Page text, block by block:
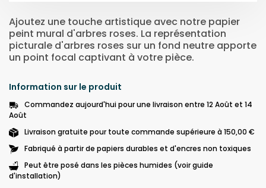
Ajoutez une touche artistique avec notre papier
peint mural d'arbres roses. La représentation
picturale d'arbres roses sur un fond neutre apporte
un point focal captivant à votre pièce.
Information sur le produit
Commandez aujourd'hui pour une livraison entre 12 Août et 14
Août
Livraison gratuite pour toute commande supérieure à 150,00 €
Fabriqué à partir de papiers durables et d'encres non toxiques
Peut être posé dans les pièces humides (voir guide
d'installation)